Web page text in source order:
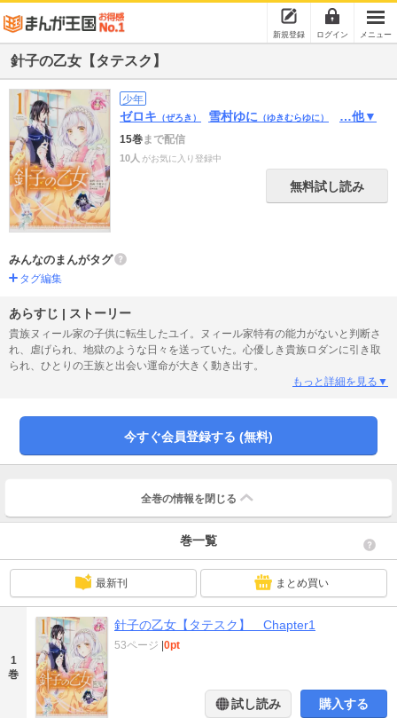
新規登録 ログイン メニュー
針子の乙女【タテスク】
少年
ゼロキ （ぜろき） 雪村ゆに （ゆきむらゆに） …他▼
15巻まで配信
10人 がお気に入り登録中
無料試し読み
みんなのまんがタグ
タグ編集
あらすじ | ストーリー
貴族ヌィール家の子供に転生したユイ。ヌィール家特有の能力がないと判断さ
れ、虐げられ、地獄のような日々を送っていた。心優しき貴族ロダンに引き取
られ、ひとりの王族と出会い運命が大きく動き出す。
もっと詳細を見る▼
今すぐ会員登録する (無料)
全巻の情報を 閉じる
巻一覧
最新刊 まとめ買い
1
巻
針子の乙女【タテスク】 Chapter1
53ページ 0pt
試し読み 購入する